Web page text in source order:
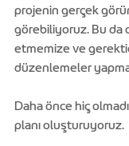
projenin gerçek
görebiliyoruz. Bu da
etmemize ve
düzenlemeler
Daha önce hiç
planı oluşturuyoruz.